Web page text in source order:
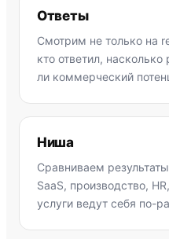
Ответы
Смотрим не только на
кто ответил, насколько
ли коммерческий
Ниша
Сравниваем
SaaS, производство,
услуги ведут себя по-